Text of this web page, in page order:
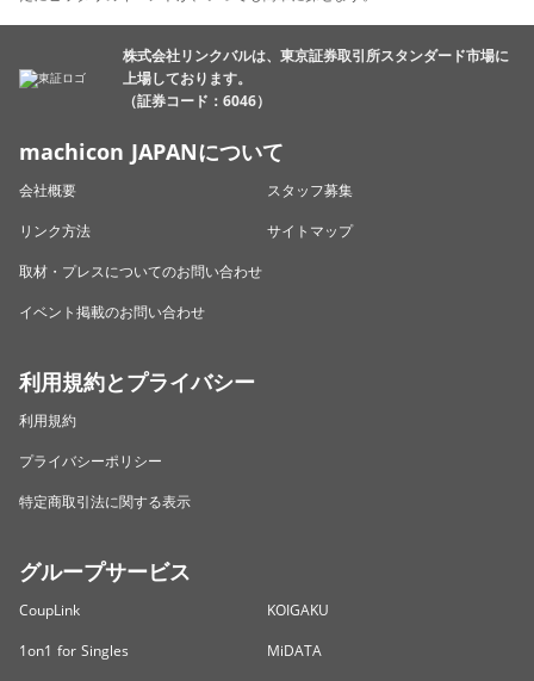
株式会社リンクバルは、東京証券取引所スタンダード市場に
上場しております。
（証券コード：6046）
machicon JAPANについて
会社概要
スタッフ募集
リンク方法
サイトマップ
取材・プレスについてのお問い合わせ
イベント掲載のお問い合わせ
利用規約とプライバシー
利用規約
プライバシーポリシー
特定商取引法に関する表示
グループサービス
CoupLink
KOIGAKU
1on1 for Singles
MiDATA